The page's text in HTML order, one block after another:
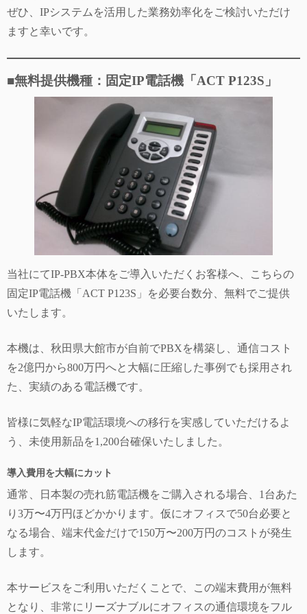
ぜひ、IPシステムを活用した業務効率化をご検討いただけ
ますと幸いです。
■無料提供機種：固定IP電話機「ACT P123S」
当社にてIP-PBX本体をご導入いただくお客様へ、こちらの
固定IP電話機「ACT P123S」を必要台数分、無料でご提供
いたします。
本機は、秋田県大館市が自前でPBXを構築し、通信コスト
を2億円から800万円へと大幅に圧縮した事例でも採用され
た、実績のある電話機です。
皆様に気軽なIP電話環境への移行を実感していただけるよ
う、未使用新品を1,200台確保いたしました。
導入費用を大幅にカット
通常、日本製の売れ筋電話機をご購入される場合、1台あた
り3万〜4万円ほどかかります。仮にオフィスで50台必要と
なる場合、端末代金だけで150万〜200万円のコストが発生
します。
本サービスをご利用いただくことで、この端末費用が無料
となり、非常にリーズナブルにオフィスの通信環境をフル